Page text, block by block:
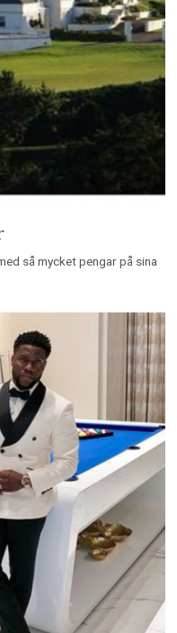
så mycket pengar på sina